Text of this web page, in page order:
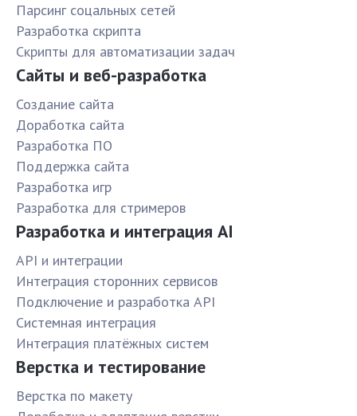
Парсинг соцальных сетей
Разработка скрипта
Скрипты для автоматизации задач
Сайты и веб-разработка
Создание сайта
Доработка сайта
Разработка ПО
Поддержка сайта
Разработка игр
Разработка для стримеров
Разработка и интеграция AI
API и интеграции
Интеграция сторонних сервисов
Подключение и разработка API
Системная интеграция
Интеграция платёжных систем
Верстка и тестирование
Верстка по макету